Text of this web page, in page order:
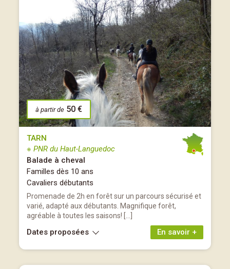
à partir de 50 €
TARN
※ PNR du Haut-Languedoc
Balade à cheval
Familles dès 10 ans
Cavaliers débutants
Promenade de 2h en forêt sur un parcours sécurisé et
varié, adapté aux débutants. Magnifique forêt,
agréable à toutes les saisons! […]
En savoir +
Dates proposées